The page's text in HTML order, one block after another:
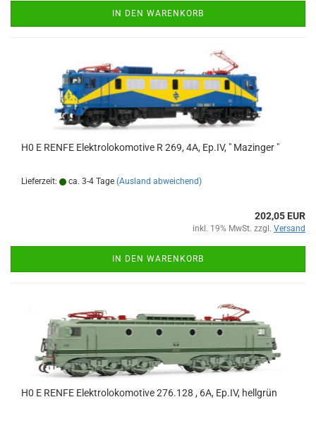
IN DEN WARENKORB
H0 E RENFE Elektrolokomotive R 269, 4A, Ep.IV, " Mazinger "
Lieferzeit: ca. 3-4 Tage (Ausland abweichend)
202,05 EUR
inkl. 19% MwSt. zzgl. Versand
IN DEN WARENKORB
H0 E RENFE Elektrolokomotive 276.128 , 6A, Ep.IV, hellgrün